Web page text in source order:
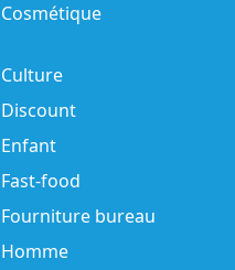
Cosmétique
Culture
Discount
Enfant
Fast-food
Fourniture bureau
Homme